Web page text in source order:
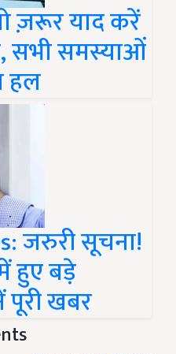
ज़रूर याद करें
सभी समस्याओं
हल
जरुरी सूचना!
हुए बड़े
पूरी खबर